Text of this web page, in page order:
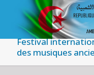
Festival
des musiques